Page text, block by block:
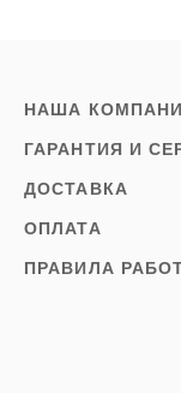
НАША
ГАРАНТИЯ И
ДОСТАВКА
ОПЛАТА
ПРАВИЛА